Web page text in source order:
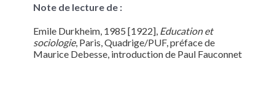
Note de lecture de :
Emile Durkheim, 1985 [1922], Education et
sociologie, Paris, Quadrige/PUF, préface de
Maurice Debesse, introduction de Paul Fauconnet